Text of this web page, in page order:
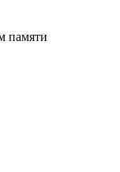
памяти